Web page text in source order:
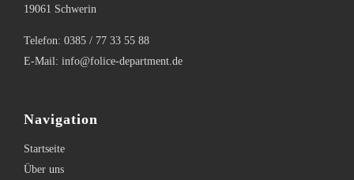
19061 Schwerin
Telefon: 0385 / 77 33 55 88
E-Mail: info@folice-department.de
Navigation
Startseite
Über uns